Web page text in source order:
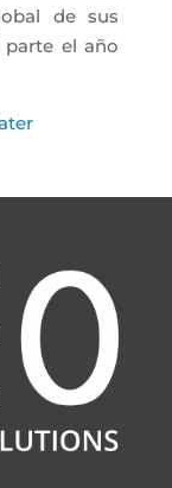
de sus
el año